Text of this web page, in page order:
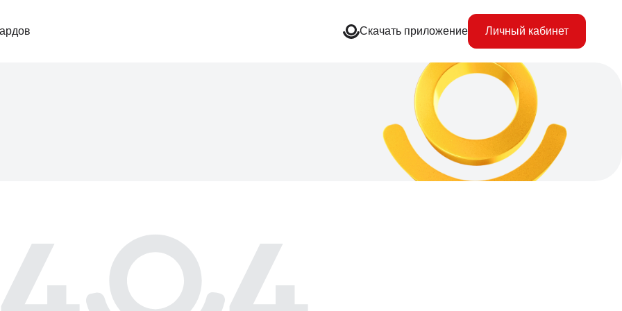
Скачать приложение Личный кабинет